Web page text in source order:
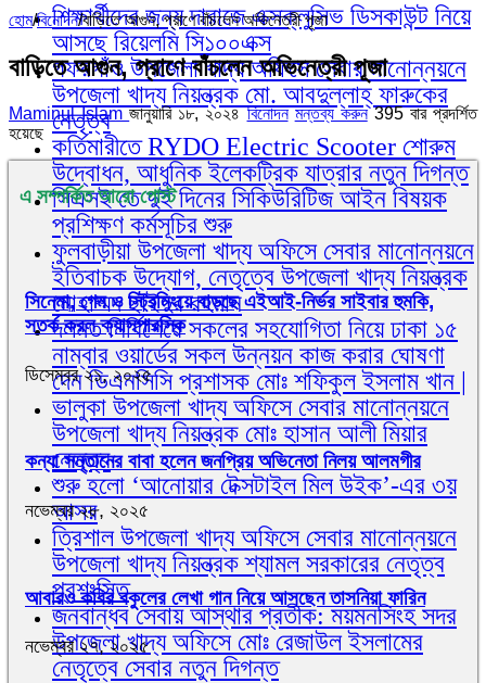
শিক্ষার্থীদের জন্য দারাজে এক্সক্লুসিভ ডিসকাউন্ট নিয়ে
আসছে রিয়েলমি সি১০০এক্স
গফরগাঁও উপজেলা খাদ্য অফিসে সেবার মানোন্নয়নে
উপজেলা খাদ্য নিয়ন্ত্রক মো. আবদুল্লাহ্ ফারুকের
নেতৃত্ব
কর্তিমারীতে RYDO Electric Scooter শোরুম
উদ্বোধন, আধুনিক ইলেকট্রিক যাত্রার নতুন দিগন্ত
সিএসই তে দুই দিনের সিকিউরিটিজ আইন বিষয়ক
প্রশিক্ষণ কর্মসূচির শুরু
ফুলবাড়ীয়া উপজেলা খাদ্য অফিসে সেবার মানোন্নয়নে
ইতিবাচক উদ্যোগ, নেতৃত্বে উপজেলা খাদ্য নিয়ন্ত্রক
মোহাম্মদ ছাইদুর রহমান
দলমত নির্বিশেষে সকলের সহযোগিতা নিয়ে ঢাকা ১৫
নাম্বার ওয়ার্ডের সকল উন্নয়ন কাজ করার ঘোষণা
দেন ডিএনসিসি প্রশাসক মোঃ শফিকুল ইসলাম খান |
ভালুকা উপজেলা খাদ্য অফিসে সেবার মানোন্নয়নে
উপজেলা খাদ্য নিয়ন্ত্রক মোঃ হাসান আলী মিয়ার
নেতৃত্ব
শুরু হলো ‘আনোয়ার টেক্সটাইল মিল উইক’-এর ৩য়
আসর
ত্রিশাল উপজেলা খাদ্য অফিসে সেবার মানোন্নয়নে
উপজেলা খাদ্য নিয়ন্ত্রক শ্যামল সরকারের নেতৃত্ব
প্রশংসিত
জনবান্ধব সেবায় আস্থার প্রতীক: ময়মনসিংহ সদর
উপজেলা খাদ্য অফিসে মোঃ রেজাউল ইসলামের
নেতৃত্বে সেবার নতুন দিগন্ত
হোম/বিনোদন/বাড়িতে আগুন, প্রাণে বাঁচলেন অভিনেত্রী পূজা
বাড়িতে আগুন, প্রাণে বাঁচলেন অভিনেত্রী পূজা
Maminul Islamজানুয়ারি ১৮, ২০২৪ বিনোদন মন্তব্য করুন 395 বার প্রদর্শিত
হয়েছে
এ সম্পর্কিত আরো পোস্ট
সিনেমা, গেম ও স্ট্রিমিংয়ে বাড়ছে এইআই-নির্ভর সাইবার হুমকি,
সতর্ক করল ক্যাসপারস্কি
ডিসেম্বর ২১, ২০২৫
কন্যা সন্তানের বাবা হলেন জনপ্রিয় অভিনেতা নিলয় আলমগীর
নভেম্বর ২৮, ২০২৫
আবারও কবির বকুলের লেখা গান নিয়ে আসছেন তাসনিয়া ফারিন
নভেম্বর ২৭, ২০২৫